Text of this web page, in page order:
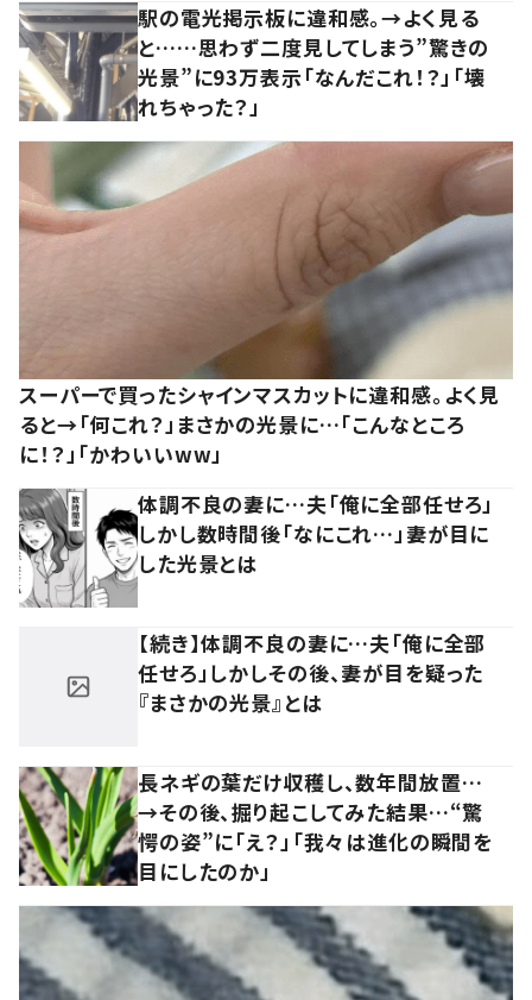
駅の電光掲示板に違和感。→よく見る
と……思わず二度見してしまう”驚きの
光景”に93万表示「なんだこれ！？」「壊
れちゃった？」
スーパーで買ったシャインマスカットに違和感。よく見
ると→「何これ？」まさかの光景に…「こんなところ
に！？」「かわいいww」
体調不良の妻に…夫「俺に全部任せろ」
しかし数時間後「なにこれ…」妻が目に
した光景とは
【続き】体調不良の妻に…夫「俺に全部
任せろ」しかしその後、妻が目を疑った
『まさかの光景』とは
長ネギの葉だけ収穫し、数年間放置…
→その後、掘り起こしてみた結果…“驚
愕の姿”に「え？」「我々は進化の瞬間を
目にしたのか」